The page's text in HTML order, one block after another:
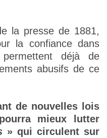
la presse de 1881,
la confiance dans
permettent déjà de
abusifs de ce
de nouvelles lois
mieux lutter
» qui circulent sur